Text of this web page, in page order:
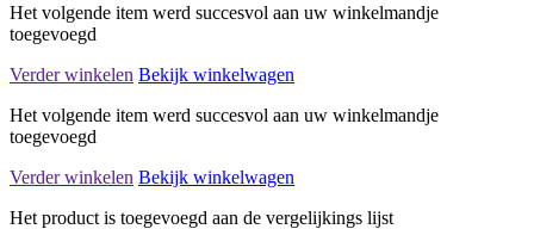
Het volgende item werd succesvol aan uw winkelmandje
toegevoegd
Verder winkelen Bekijk winkelwagen
Het volgende item werd succesvol aan uw winkelmandje
toegevoegd
Verder winkelen Bekijk winkelwagen
Het product is toegevoegd aan de vergelijkings lijst